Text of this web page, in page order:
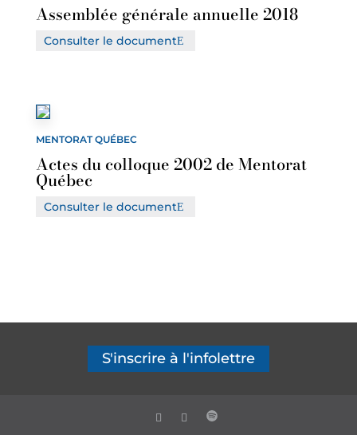
Assemblée générale annuelle 2018
Consulter le document
MENTORAT QUÉBEC
Actes du colloque 2002 de Mentorat
Québec
Consulter le document
S'inscrire à l'infolettre